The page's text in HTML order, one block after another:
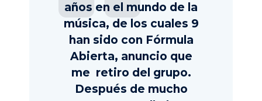
años en el mundo de la
música, de los cuales 9
han sido con Fórmula
Abierta, anuncio que
me retiro del grupo.
Después de mucho